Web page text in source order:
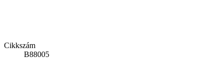
Cikkszám
B88005